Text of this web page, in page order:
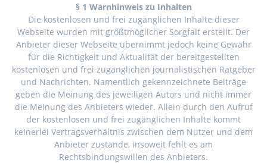
§ 1 Warnhinweis zu Inhalten
Die kostenlosen und frei zugänglichen Inhalte dieser
Webseite wurden mit größtmöglicher Sorgfalt erstellt. Der
Anbieter dieser Webseite übernimmt jedoch keine Gewähr
für die Richtigkeit und Aktualität der bereitgestellten
kostenlosen und frei zugänglichen journalistischen Ratgeber
und Nachrichten. Namentlich gekennzeichnete Beiträge
geben die Meinung des jeweiligen Autors und nicht immer
die Meinung des Anbieters wieder. Allein durch den Aufruf
der kostenlosen und frei zugänglichen Inhalte kommt
keinerlei Vertragsverhältnis zwischen dem Nutzer und dem
Anbieter zustande, insoweit fehlt es am
Rechtsbindungswillen des Anbieters.